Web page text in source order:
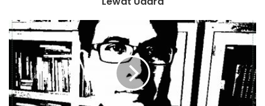
Indonesia, baik dari sisi kesehatan dan ekonomi
masyarakat. Pemerintah tidak boleh berlindung di balik
alasan agar rakyat mengikuti protokol kesehatan semata.
Harus ada tindakan yang konkret dan tegas memutus
penyebaran c ovid-19 di tanah air,” ujar Irwan.